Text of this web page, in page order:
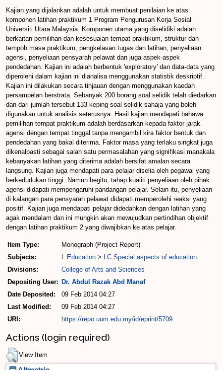
Kajian yang dijalankan adalah untuk membuat penilaian ke atas
komponen latihan praktikum 1 Program Pengurusan Kerja Sosial
Universiti Utara Malaysia. Komponen utama yang diselidiki adalah
berkaitan pemilihan dan kesesuaian tempat praktikum, struktur dan
tempoh masa praktikum, pengkelasan tugas dan latihan, penyeliaan
agensi, penyeliaan pensyarah pelawat dan juga aspek-aspek
pendedahan. Kajian ini adalah berbentuk 'exploratory' dan data-data yang
diperolehi dalam kajian ini dianalisa menggunakan statistik deskriptif.
Kajian ini dilakukan secara tinjauan dengan menggunakan kaedah
persampelan berstrata. Sebanyak 200 borang soal selidik telah diedarkan
dan dari jumlah tersebut 133 keping soal selidik sahaja yang boleh
digunakan untuk analisis seterusnya. Hasil kajian mendapati bahawa
pemilihan tempat praktikum adalah berdasarkan kepada faktor jarak
agensi dengan tempat tinggal tanpa mengambil kira faktor bentuk dan
pendedahan yang bakal diterima. Faktor masa yang terlaku singkat juga
dikenalpasti sebagai salah satu permasalahan yang signifikasi manakala
kebanyakan latihan yang diterima adalah bersifat amalan secara
langsung. Kajian juga mendapati para pelajar diselia oleh pegawai yang
berkedudukan tinggi. Namun begitu, tahap kualiti penyeliaan oleh pihak
agensi didapati mempengaruhi pandangan pelajar. Selain itu, penyeliaan
di kalangan para pensyarah pelawat didapati memperolehi reaksi yang
positif. Kajian juga mendapati pelajar didedahkan dengan latihan yang
agak mendalam dan ini mungkin akan mewujudkan pertindihan objektif
dengan latihan praktikum 2 yang diwajibkan ke atas pelajar.
Item Type:
Monograph (Project Report)
Subjects:
L Education > LC Special aspects of education
Divisions:
College of Arts and Sciences
Depositing User: Dr. Abdul Razak Abd Manaf
Date Deposited:
09 Feb 2014 04:27
Last Modified:
09 Feb 2014 04:27
URI:
https://repo.uum.edu.my/id/eprint/5709
Actions (login required)
View Item